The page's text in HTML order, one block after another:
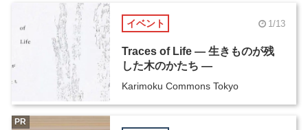
イベント 1/13
Traces of Life ― 生きものが残
した木のかたち ―
Karimoku Commons Tokyo
PR